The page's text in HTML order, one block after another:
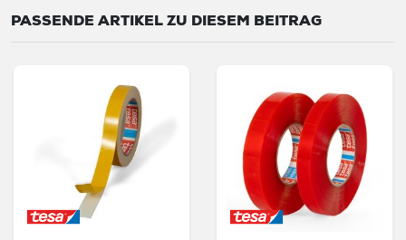
PASSENDE ARTIKEL ZU DIESEM BEITRAG